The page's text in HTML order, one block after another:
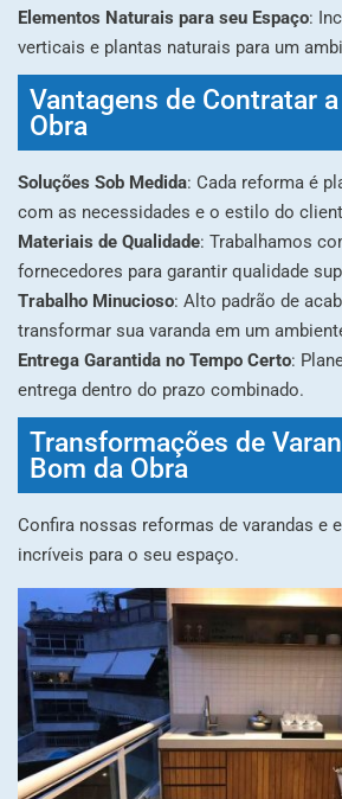
Elementos Naturais para seu Espaço:
verticais e plantas naturais para um
Vantagens de Contratar
Obra
Soluções Sob Medida: Cada reforma é
com as necessidades e o estilo do
Materiais de Qualidade: Trabalhamos
fornecedores para garantir qualidade
Trabalho Minucioso: Alto padrão de
transformar sua varanda em um
Entrega Garantida no Tempo Certo:
entrega dentro do prazo combinado.
Transformações de
Bom da Obra
Confira nossas reformas de varandas e
incríveis para o seu espaço.